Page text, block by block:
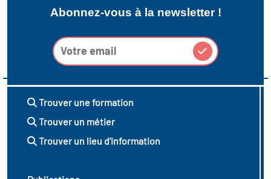
Abonnez-vous à la newsletter !
Trouver une formation
Trouver un métier
Trouver un lieu d'information